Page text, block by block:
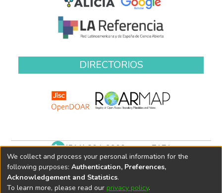
DIRECTORIOS
(511) 204-9900 anexo 7171
biblioteca@oefa.gob.pe
We collect and process your personal information for the
following purposes: Authentication, Preferences,
Acknowledgement and Statistics.
To learn more, please read our privacy policy.